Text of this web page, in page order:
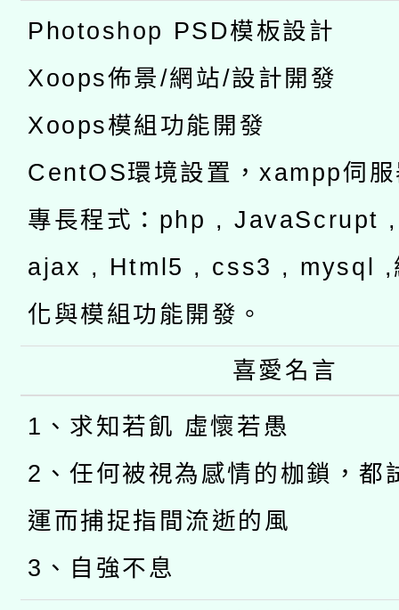
Photoshop PSD模板設計
Xoops佈景/網站/設計開發
Xoops模組功能開發
CentOS環境設置，xampp伺
專長程式：php , JavaScrupt
ajax , Html5 , css3 , mysql ,
化與模組功能開發。
喜愛名言
1、求知若飢 虛懷若愚
2、任何被視為感情的枷鎖，都
運而捕捉指間流逝的風
3、自強不息